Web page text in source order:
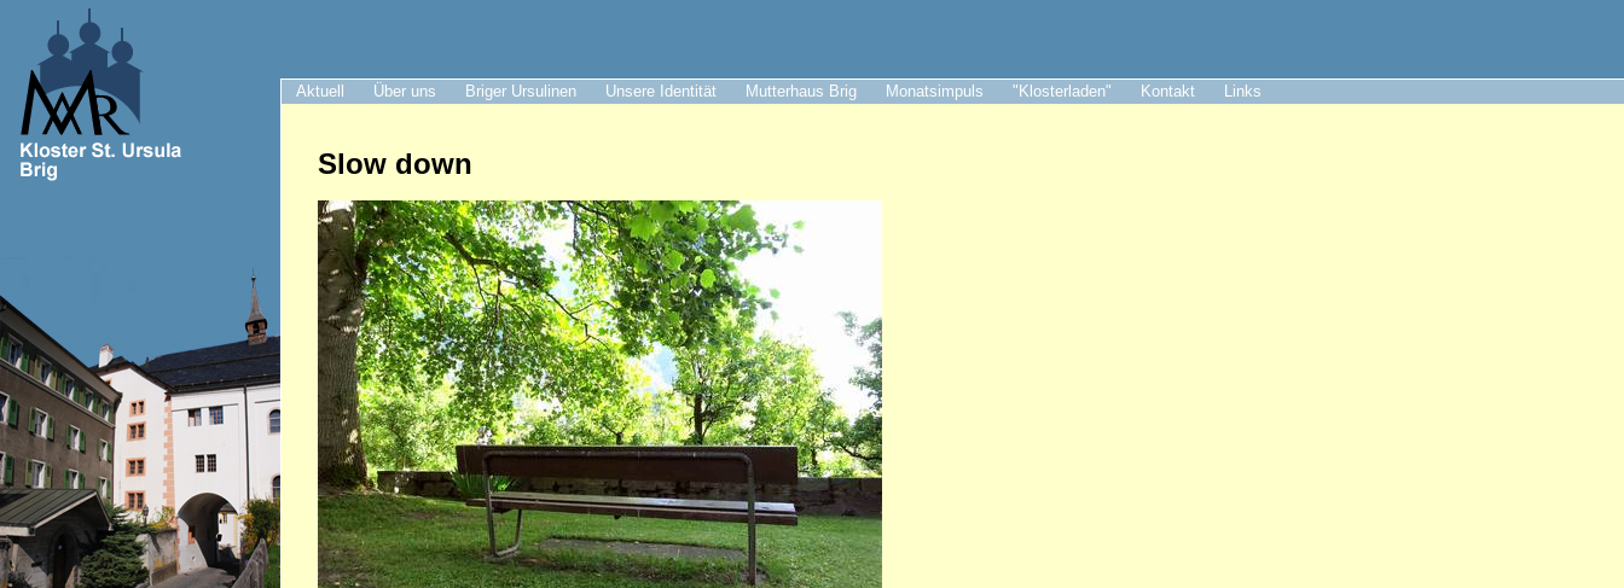
Aktuell Über uns Briger Ursulinen Unsere Identität Mutterhaus Brig Monatsimpuls "Klosterladen" Kontakt Links
Slow down